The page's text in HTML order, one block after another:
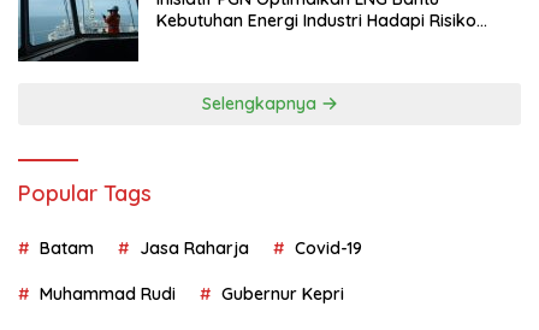
Kebutuhan Energi Industri Hadapi Risiko
Selengkapnya
Popular Tags
Batam Jasa Raharja Covid-19
Muhammad Rudi Gubernur Kepri